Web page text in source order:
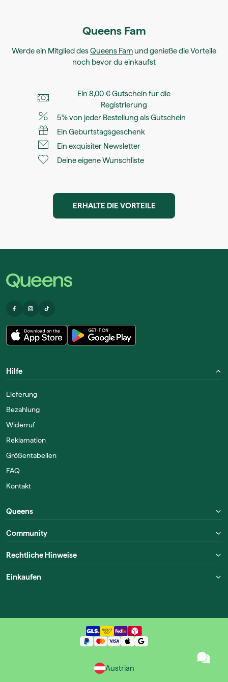
Queens Fam
Werde ein Mitglied desQueens Fam und genieße die Vorteile
noch bevor du einkaufst
Ein 8,00 € Gutschein für die
Registrierung
5% von jeder Bestellung als Gutschein
Ein Geburtstagsgeschenk
Ein exquisiter Newsletter
Deine eigene Wunschliste
ERHALTE DIE VORTEILE
Hilfe
Lieferung
Bezahlung
Widerruf
Reklamation
Größentabellen
FAQ
Kontakt
Queens
Community
Rechtliche Hinweise
Einkaufen
Austrian